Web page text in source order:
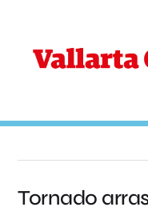
Tornado